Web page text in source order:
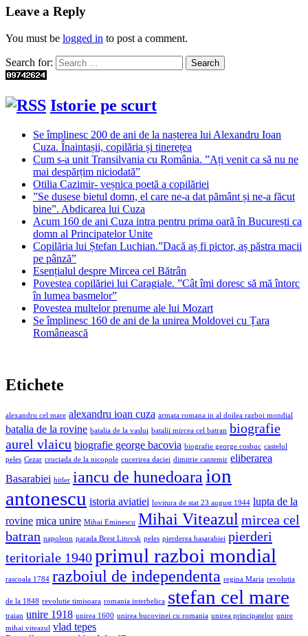
Leave a Reply
You must be logged in to post a comment.
Search for:
Istorie pe scurt
Se împlinesc 200 de ani de la nașterea lui Alexandru Ioan
Cuza. Înaintașii, copilăria și tinerețea
Cum s-a unit Transilvania cu România. ”Ați venit ca să nu ne
mai despărțim niciodată”
Otilia Cazimir- veșnica poetă a copilăriei
”Se dusese bietul domn, el care ne-a dat pământ și ne-a făcut
bine”. Abdicarea lui Cuza
Acum 160 de ani Cuza intra pentru prima oară în București ca
domn al Principatelor Unite
Copilăria lui Ștefan Luchian.”Dacă aș fi pictor, aș păstra macii
pe pânză”
Esențialul despre Mircea cel Bătrân
Povestea copilăriei lui Caragiale. ”Cât îmi doresc să mă întorc
în lumea basmelor”
Povestea multelor prenume ale lui Mozart
Se împlinesc 160 de ani de la unirea Moldovei cu Țara
Românească
Etichete
alexandru cel mare alexandru ioan cuza armata romana in al doilea razboi mondial
batalia de la rovine batalia de la vaslui batalii mircea cel batran biografie
aurel vlaicu biografie george bacovia biografie george cosbuc castelul
peles Cezar cruciada de la nicopole cucerirea daciei dimitrie cantemir eliberarea
Basarabiei hitler iancu de hunedoaraion
antonescu istoria aviatiei lovitura de stat 23 august 1944 lupta de la
rovine mica unire Mihai Eminescu Mihai Viteazulmircea cel
batran napoleon parada Brest Litovsk peles pierderea basarabiei pierderi
teritoriale 1940primul razboi mondial
rascoala 1784 razboiul de independenta regina Maria revolutia
de la 1848 revolutie timisoara romania interbelica stefan cel mare
traian unire 1918 unirea 1600 unirea bucovinei cu romania unirea principatelor unire
mihai viteazul vlad tepes